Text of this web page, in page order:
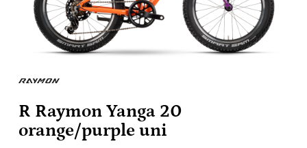
R Raymon Yanga 20
orange/purple uni